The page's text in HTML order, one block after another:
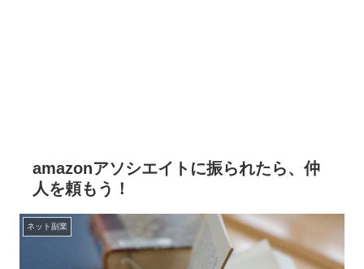
amazonアソシエイトに振られたら、仲
人を頼もう！
ネット副業